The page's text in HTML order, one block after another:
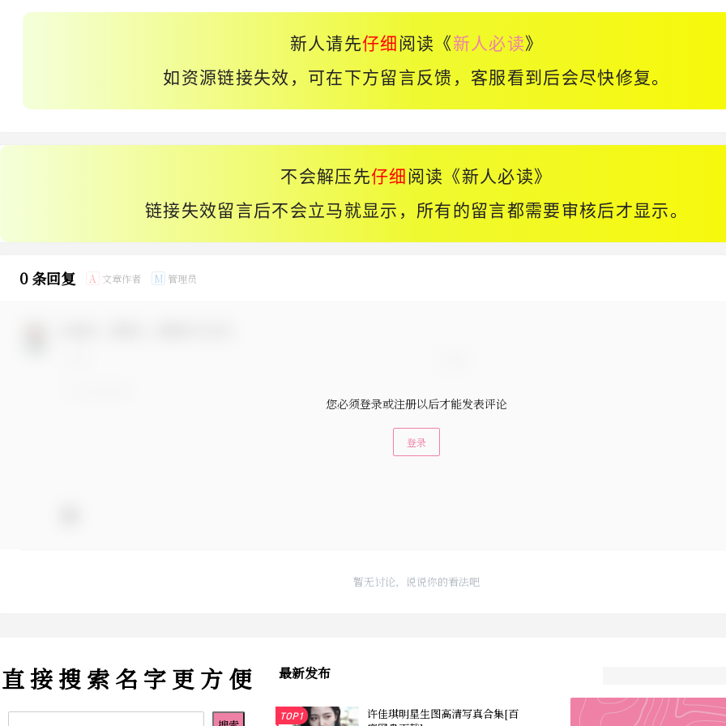
新人请先仔细 阅读《新人必读》
如资源链接失效，可在下方留言反馈，客服看到后会尽快修复。
不会解压先仔细 阅读《新人必读》
链接失效留言后不会立马就显示，所有的留言都需要审核后才显示。
0 条回复 A 文章作者 M 管理员
您必须登录或注册以后才能发表评论
登录
暂无讨论，说说你的看法吧
直 接 搜 索 名 字 更 方 便 最新发布
TOP1
许佳琪明星生图高清写真合集[百